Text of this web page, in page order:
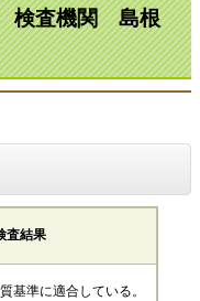
検査機関 島根
査結果
基準に適合している。